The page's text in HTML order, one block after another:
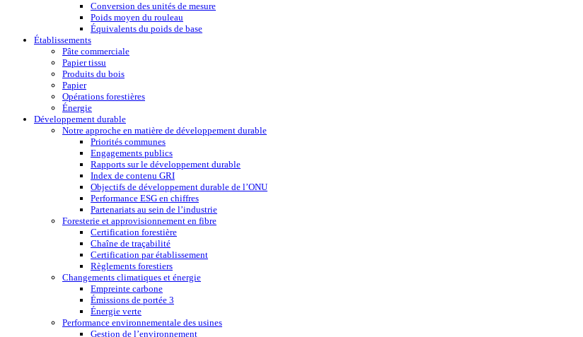
Conversion des unités de mesure
Poids moyen du rouleau
Équivalents du poids de base
Établissements
Pâte commerciale
Papier tissu
Produits du bois
Papier
Opérations forestières
Énergie
Développement durable
Notre approche en matière de développement durable
Priorités communes
Engagements publics
Rapports sur le développement durable
Index de contenu GRI
Objectifs de développement durable de l’ONU
Performance ESG en chiffres
Partenariats au sein de l’industrie
Foresterie et approvisionnement en fibre
Certification forestière
Chaîne de traçabilité
Certification par établissement
Règlements forestiers
Changements climatiques et énergie
Empreinte carbone
Émissions de portée 3
Énergie verte
Performance environnementale des usines
Gestion de l’environnement